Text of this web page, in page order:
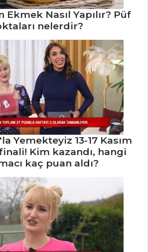
Ekmek Nasıl Yapılır? Püf
nelerdir?
Yemekteyiz 13-17 Kasım
Kim kazandı, hangi
kaç puan aldı?